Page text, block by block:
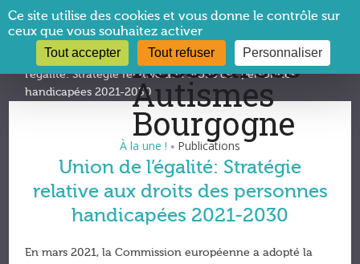
Vous êtes ici :CRA Bourgogne→À la une !→Union de
l’égalité: Stratégie relative aux droits des personnes
handicapées 2021-2030
À la une ! • Publications
Union de l’égalité: Stratégie
relative aux droits des personnes
handicapées 2021-2030
En mars 2021, la Commission européenne a adopté la
Panneau de gestion des cookies
Ce site utilise des cookies et vous donne le contrôle sur
ceux que vous souhaitez activer
Tout accepter Tout refuser Personnaliser